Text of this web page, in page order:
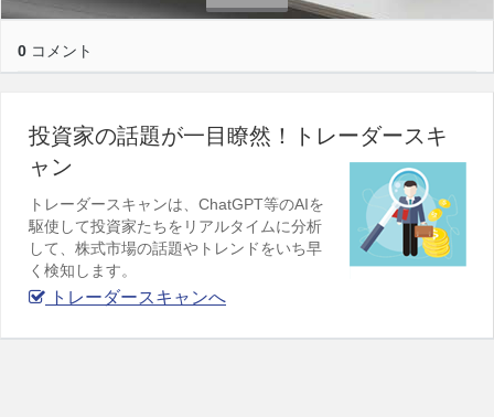
0 コメント
投資家の話題が一目瞭然！トレーダースキ
ャン
トレーダースキャンは、ChatGPT等のAIを
駆使して投資家たちをリアルタイムに分析
して、株式市場の話題やトレンドをいち早
く検知します。
トレーダースキャンへ